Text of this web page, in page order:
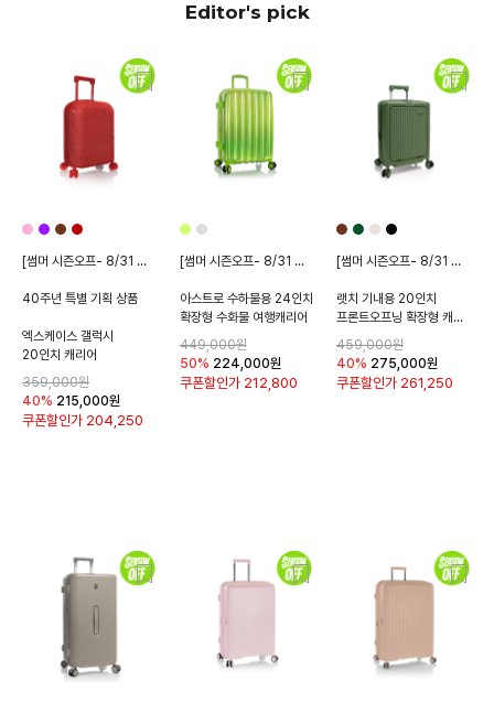
Editor's pick
[썸머 시즌오프- 8/31 종료]
40주년 특별 기획 상품
엑스케이스 갤럭시
20인치 캐리어
359,000원
40% 215,000원
쿠폰할인가 204,250
[썸머 시즌오프- 8/31 종료]
아스트로 수하물용 24인치
확장형 수화물 여행캐리어
449,000원
50% 224,000원
쿠폰할인가 212,800
[썸머 시즌오프- 8/31 종료]
랫치 기내용 20인치
프론트오프닝 확장형 캐리어
459,000원
40% 275,000원
쿠폰할인가 261,250